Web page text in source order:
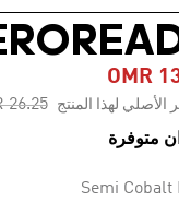
OMR
الأصلي لهذا المنتج from
26.25
Semi Cobalt